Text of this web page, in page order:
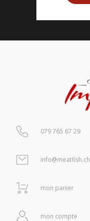
079 765 67 29
info@meatfish.ch
mon panier
mon compte